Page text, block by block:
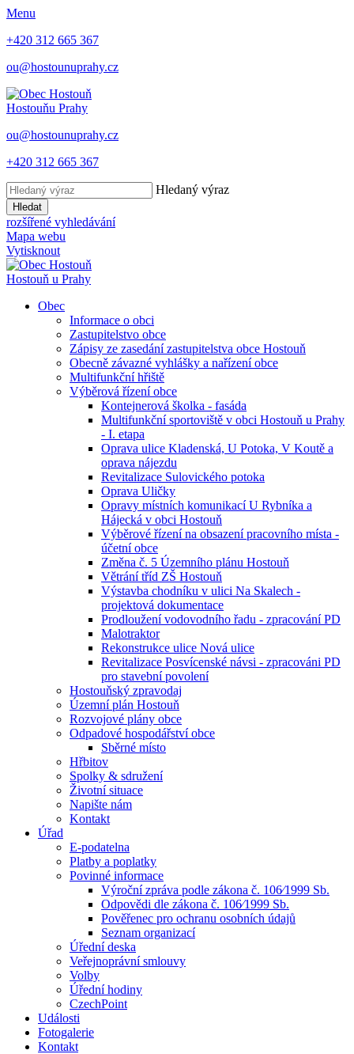
Menu
+420 312 665 367
ou@hostounuprahy.cz
Hostouňu Prahy
ou@hostounuprahy.cz
+420 312 665 367
Hledaný výraz
Hledat
rozšířené vyhledávání
Mapa webu
Vytisknout
Hostouň u Prahy
Obec
Informace o obci
Zastupitelstvo obce
Zápisy ze zasedání zastupitelstva obce Hostouň
Obecně závazné vyhlášky a nařízení obce
Multifunkční hřiště
Výběrová řízení obce
Kontejnerová školka - fasáda
Multifunkční sportoviště v obci Hostouň u Prahy
- I. etapa
Oprava ulice Kladenská, U Potoka, V Koutě a
oprava nájezdu
Revitalizace Sulovického potoka
Oprava Uličky
Opravy místních komunikací U Rybníka a
Hájecká v obci Hostouň
Výběrové řízení na obsazení pracovního místa -
účetní obce
Změna č. 5 Územního plánu Hostouň
Větrání tříd ZŠ Hostouň
Výstavba chodníku v ulici Na Skalech -
projektová dokumentace
Prodloužení vodovodního řadu - zpracování PD
Malotraktor
Rekonstrukce ulice Nová ulice
Revitalizace Posvícenské návsi - zpracováni PD
pro stavební povolení
Hostouňský zpravodaj
Územní plán Hostouň
Rozvojové plány obce
Odpadové hospodářství obce
Sběrné místo
Hřbitov
Spolky & sdružení
Životní situace
Napište nám
Kontakt
Úřad
E-podatelna
Platby a poplatky
Povinné informace
Výroční zpráva podle zákona č. 106⁄1999 Sb.
Odpovědi dle zákona č. 106⁄1999 Sb.
Pověřenec pro ochranu osobních údajů
Seznam organizací
Úřední deska
Veřejnoprávní smlouvy
Volby
Úřední hodiny
CzechPoint
Události
Fotogalerie
Kontakt